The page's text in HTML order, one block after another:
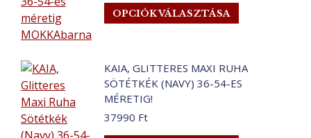
választhatók
OPCIÓK VÁLASZTÁSA
a
variációja
KAIA, GLITTERES MAXI RUHA
SÖTÉTKÉK (NAVY) 36-54-ES
MÉRETIG!
37990 Ft